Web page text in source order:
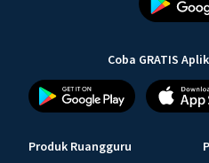
Coba GRATIS
Produk Ruangguru